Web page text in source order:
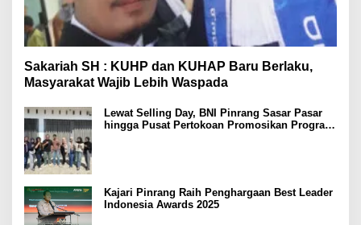
Sakariah SH : KUHP dan KUHAP Baru Berlaku,
Masyarakat Wajib Lebih Waspada
Lewat Selling Day, BNI Pinrang Sasar Pasar
hingga Pusat Pertokoan Promosikan Program
Kajari Pinrang Raih Penghargaan Best Leader
Indonesia Awards 2025